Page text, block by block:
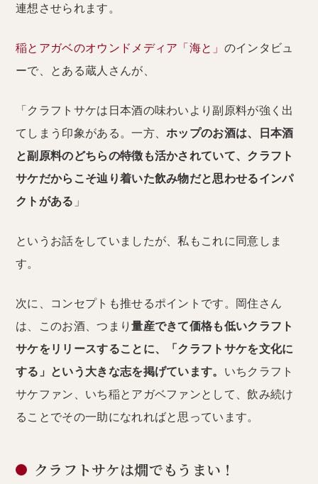
連想させられます。
稲とアガベのオウンドメディア「海と」 のインタビュ
ーで、とある蔵人さんが、
「クラフトサケは日本酒の味わいより副原料が強く出
てしまう印象がある。一方、ホップのお酒は、日本酒
と副原料のどちらの特徴も活かされていて、クラフト
サケだからこそ辿り着いた飲み物だと思わせるインパ
クトがある 」
というお話をしていましたが、私もこれに同意しま
す。
次に、コンセプトも推せるポイントです。岡住さん
は、このお酒、つまり量産できて価格も低いクラフト
サケをリリースすることに、「クラフトサケを文化に
する」という大きな志を掲げています。 いちクラフト
サケファン、いち稲とアガベファンとして、飲み続け
ることでその一助になれればと思っています。
クラフトサケは燗でもうまい！